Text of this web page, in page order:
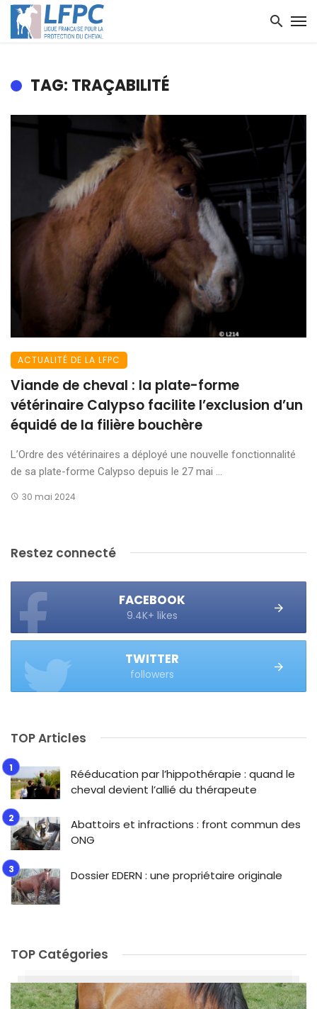
TAG: TRAÇABILITÉ
ACTUALITÉ DE LA LFPC
Viande de cheval : la plate-forme
vétérinaire Calypso facilite l’exclusion d’un
équidé de la filière bouchère
L’Ordre des vétérinaires a déployé une nouvelle fonctionnalité
de sa plate-forme Calypso depuis le 27 mai ...
30 mai 2024
Restez connecté
FACEBOOK
9.4K+ likes
TWITTER
followers
TOP Articles
Rééducation par l’hippothérapie : quand le
cheval devient l’allié du thérapeute
Abattoirs et infractions : front commun des
ONG
Dossier EDERN : une propriétaire originale
TOP Catégories